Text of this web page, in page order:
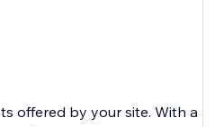
by your site. With a